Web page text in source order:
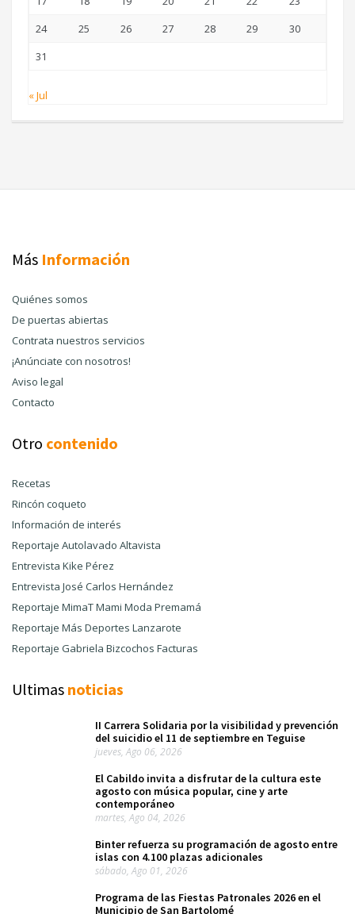
24
25 26 27 28 29
30
31
« Jul
Más Información
Quiénes somos
De puertas abiertas
Contrata nuestros servicios
¡Anúnciate con nosotros!
Aviso legal
Contacto
Otro contenido
Recetas
Rincón coqueto
Información de interés
Reportaje Autolavado Altavista
Entrevista Kike Pérez
Entrevista José Carlos Hernández
Reportaje MimaT Mami Moda Premamá
Reportaje Más Deportes Lanzarote
Reportaje Gabriela Bizcochos Facturas
Ultimas noticias
II Carrera Solidaria por la visibilidad y prevención
del suicidio el 11 de septiembre en Teguise
jueves, Ago 06, 2026
El Cabildo invita a disfrutar de la cultura este
agosto con música popular, cine y arte
contemporáneo
martes, Ago 04, 2026
Binter refuerza su programación de agosto entre
islas con 4.100 plazas adicionales
sábado, Ago 01, 2026
Programa de las Fiestas Patronales 2026 en el
Municipio de San Bartolomé